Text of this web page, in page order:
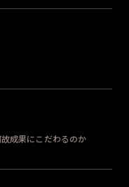
成果にこだわるのか